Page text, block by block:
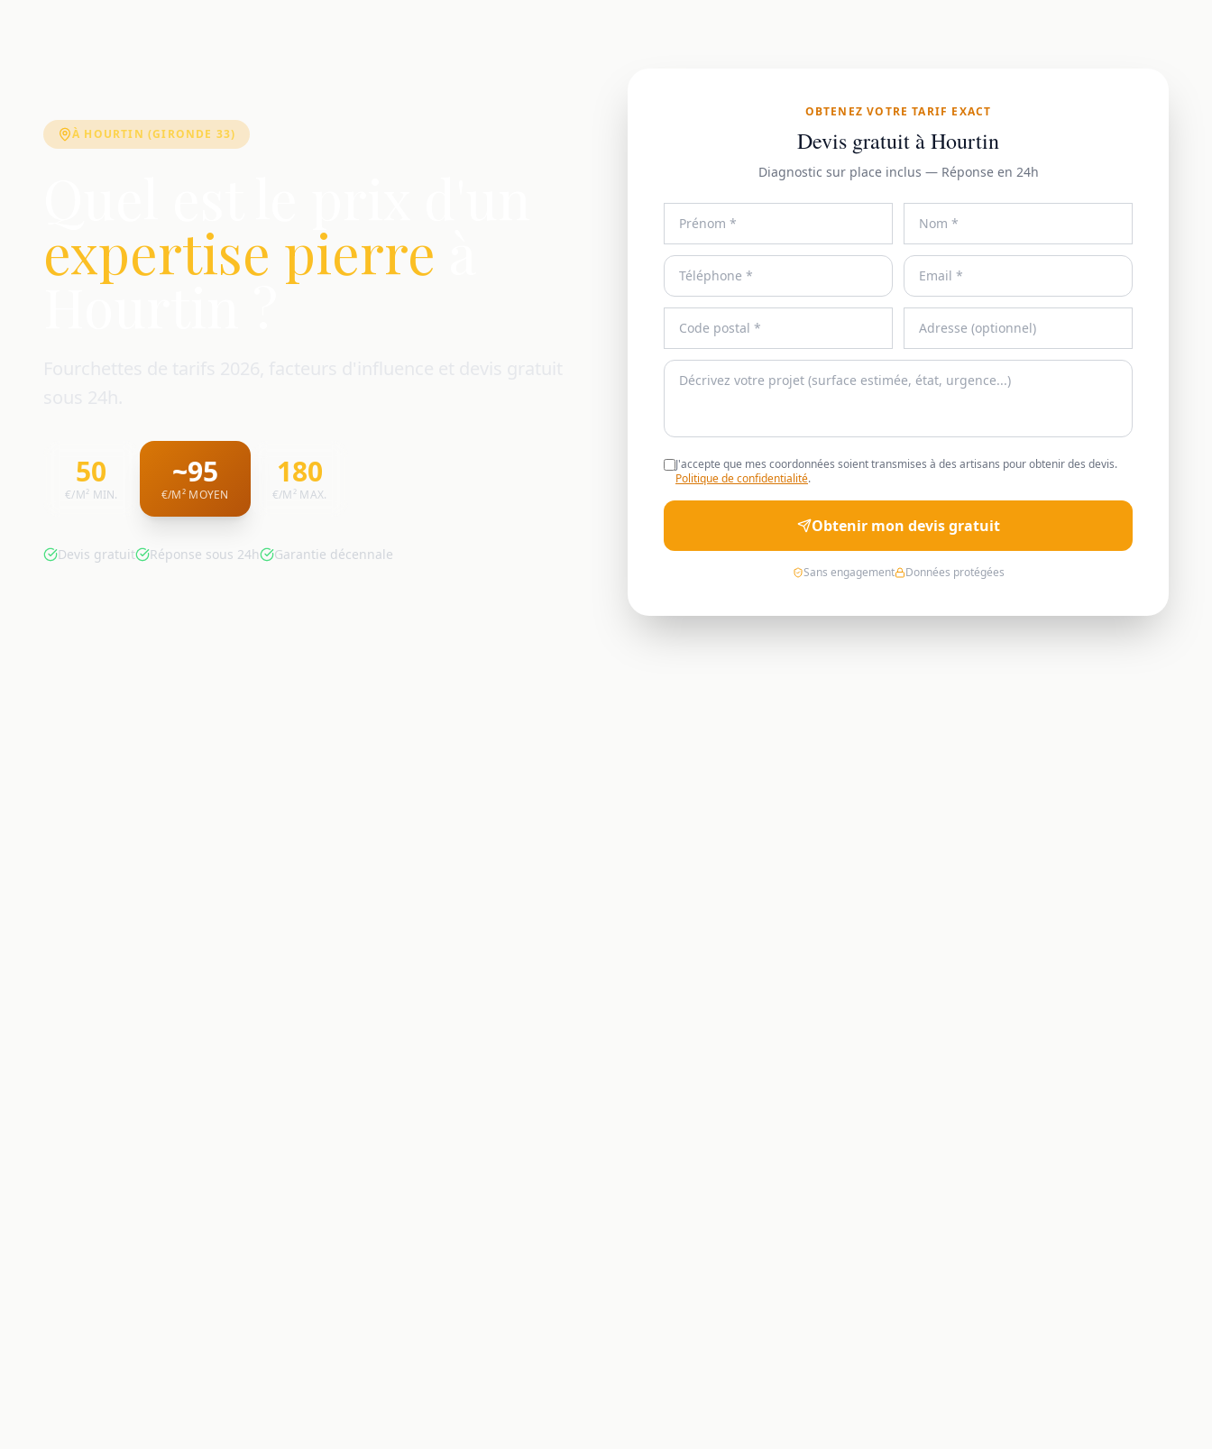
À HOURTIN (GIRONDE 33)
expertise pierre
Hourtin ?
50
€/M² MIN.
~95
€/M² MOYEN
180
€/M² MAX.
Devis gratuit Réponse sous 24h Garantie décennale
OBTENEZ VOTRE TARIF EXACT
Devis gratuit à Hourtin
Diagnostic sur place inclus — Réponse en 24h
J'accepte que mes coordonnées soient transmises à des artisans pour obtenir des devis.
Politique de confidentialité.
Obtenir mon devis gratuit
Sans engagement Données protégées